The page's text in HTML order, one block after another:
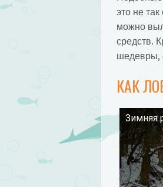
это не
можно
средств.
шедевры,
КАК
Зимняя
Смотрите